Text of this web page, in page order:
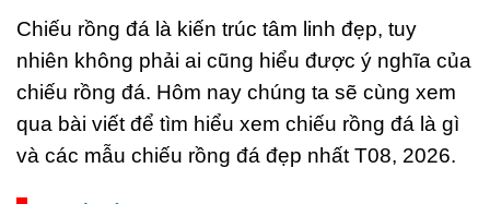
Chiếu rồng đá là kiến trúc tâm linh đẹp, tuy
nhiên không phải ai cũng hiểu được ý nghĩa của
chiếu rồng đá. Hôm nay chúng ta sẽ cùng xem
qua bài viết để tìm hiểu xem chiếu rồng đá là gì
và các mẫu chiếu rồng đá đẹp nhất T08, 2026.